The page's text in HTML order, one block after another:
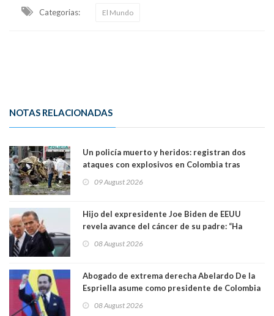
Categorias: El Mundo
NOTAS RELACIONADAS
Un policía muerto y heridos: registran dos
ataques con explosivos en Colombia tras
09 August 2026
Hijo del expresidente Joe Biden de EEUU
revela avance del cáncer de su padre: “Ha
08 August 2026
Abogado de extrema derecha Abelardo De la
Espriella asume como presidente de Colombia
08 August 2026